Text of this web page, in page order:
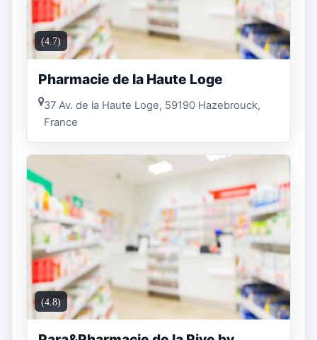
(4.7)
Pharmacie de la Haute Loge
37 Av. de la Haute Loge, 59190 Hazebrouck,
France
(4.8)